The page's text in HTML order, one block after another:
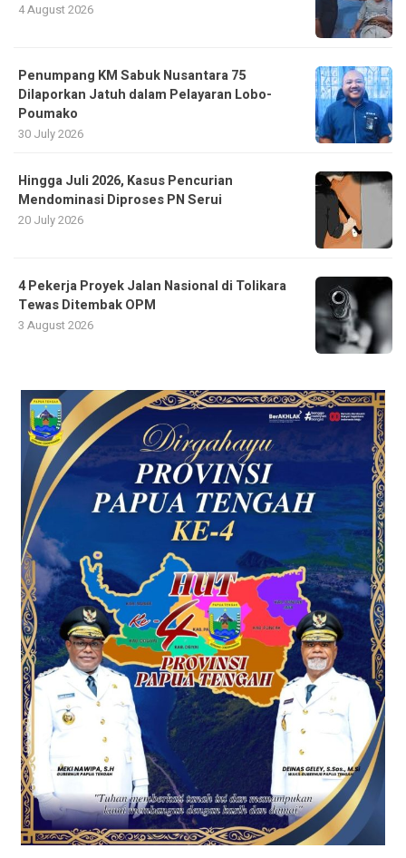
4 August 2026
Penumpang KM Sabuk Nusantara 75
Dilaporkan Jatuh dalam Pelayaran Lobo-
Poumako
30 July 2026
Hingga Juli 2026, Kasus Pencurian
Mendominasi Diproses PN Serui
20 July 2026
4 Pekerja Proyek Jalan Nasional di Tolikara
Tewas Ditembak OPM
3 August 2026